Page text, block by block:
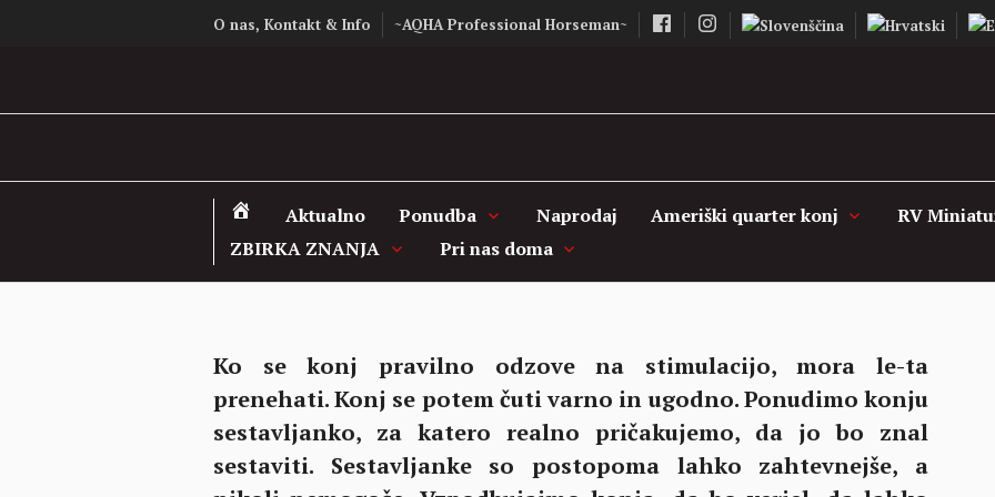
O nas, Kontakt & Info ~AQHA Professional Horseman~
Aktualno Ponudba Naprodaj Ameriški quarter konj
RV
ZBIRKA ZNANJA
Pri nas doma
Ko se konj pravilno odzove na stimulacijo, mora le-ta
prenehati. Konj se potem čuti varno in ugodno. Ponudimo konju
sestavljanko, za katero realno pričakujemo, da jo bo znal
sestaviti. Sestavljanke so postopoma lahko zahtevnejše, a